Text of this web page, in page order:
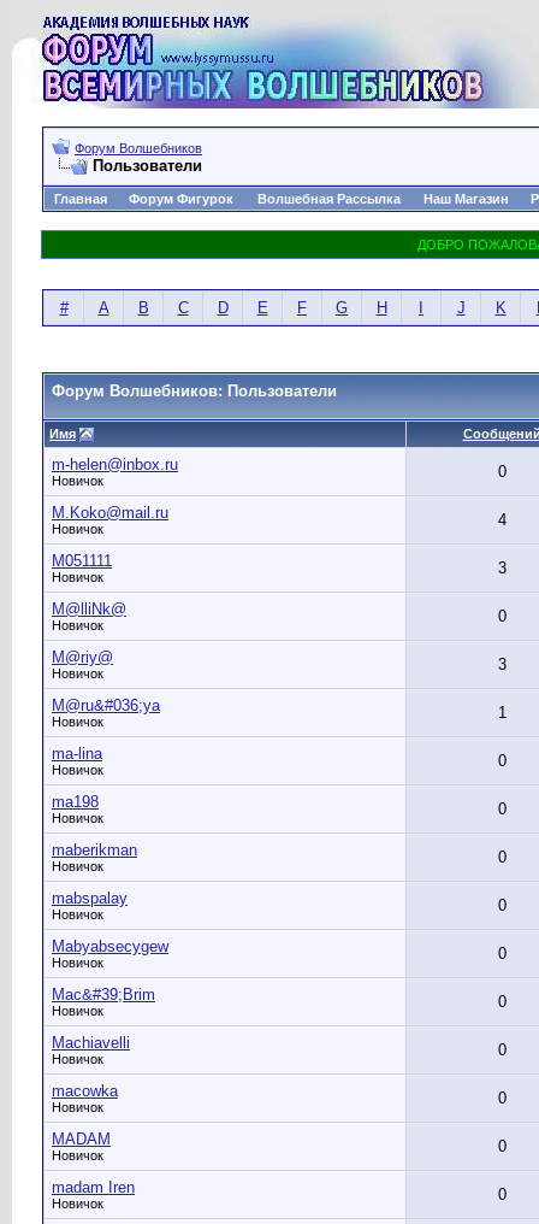
Форум Волшебников
Пользователи
Главная Форум Фигурок Волшебная Рассылка Наш Магазин
# A B C D E F G H J K
Форум Волшебников: Пользователи
Имя
m-helen@inbox.ru
Новичок 0
M.Koko@mail.ru
Новичок 4
M051111
Новичок 3
M@lliNk@
Новичок 0
M@riy@
Новичок 3
M@ru&#036;ya
Новичок 1
ma-lina
Новичок 0
ma198
Новичок 0
maberikman
Новичок 0
mabspalay
Новичок 0
Mabyabsecygew
Новичок 0
Mac&#39;Brim
Новичок 0
Machiavelli
Новичок 0
macowka
Новичок 0
MADAM
Новичок 0
madam Iren
Новичок 0